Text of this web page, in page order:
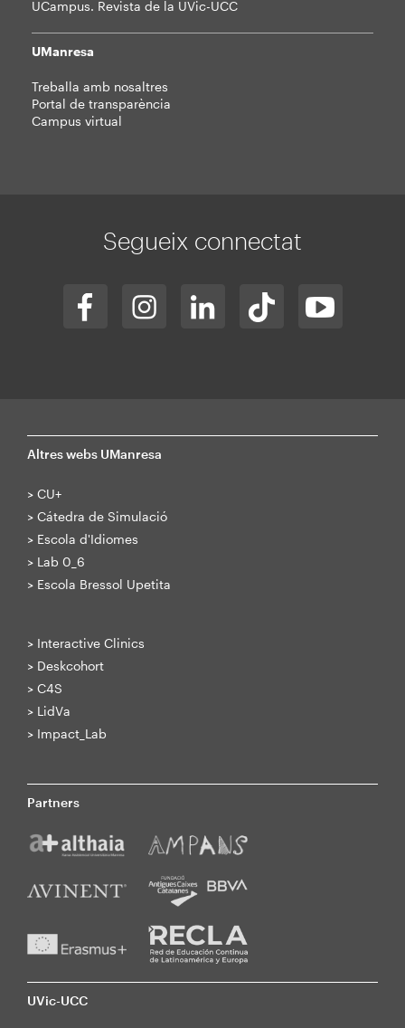
UCampus. Revista de la UVic-UCC
UManresa
Treballa amb nosaltres
Portal de transparència
Campus virtual
Segueix connectat
Altres webs UManresa
> CU+
> Cátedra de Simulació
> Escola d'Idiomes
> Lab 0_6
> Escola Bressol Upetita
> Interactive Clinics
> Deskcohort
> C4S
> LidVa
> Impact_Lab
Partners
UVic-UCC